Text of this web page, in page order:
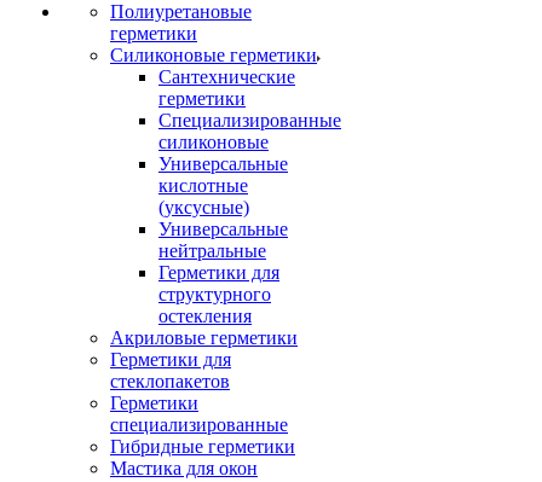
Полиуретановые
герметики
Силиконовые герметики
Сантехнические
герметики
Специализированные
силиконовые
Универсальные
кислотные
(уксусные)
Универсальные
нейтральные
Герметики для
структурного
остекления
Акриловые герметики
Герметики для
стеклопакетов
Герметики
специализированные
Гибридные герметики
Мастика для окон